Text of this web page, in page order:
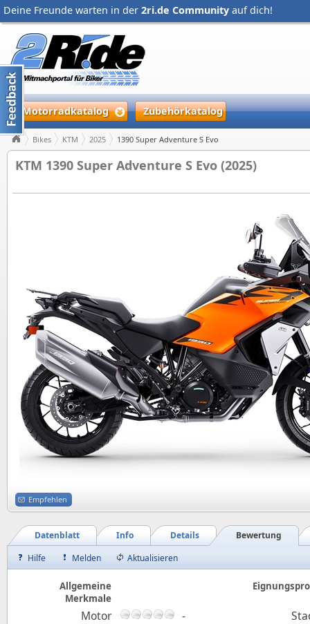
Deine Freunde warten in der 2ri.de Community auf dich!
Motorradkatalog Zubehörkatalog
Bikes KTM 2025 1390 Super Adventure S Evo
KTM 1390 Super Adventure S Evo (2025)
Empfehlen
Bewertung
Details
Info
Datenblatt
Hilfe
Melden Aktualisieren
Allgemeine
Merkmale
Motor
-